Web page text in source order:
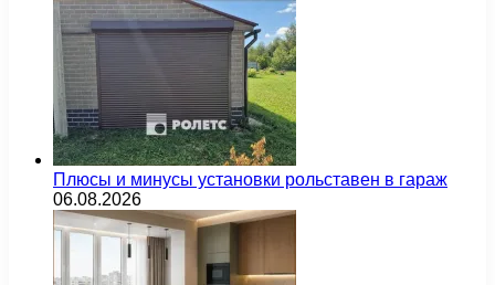
Плюсы и минусы установки рольставен в гараж
06.08.2026